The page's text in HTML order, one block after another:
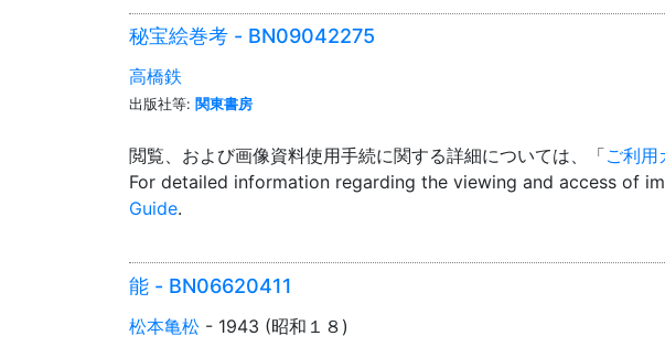
秘宝絵巻考 - BN09042275
高橋鉄
出版社等: 関東書房
閲覧、および画像資料使用手続に関する詳細については、「ご利用
For detailed information regarding the viewing and access of
Guide.
能 - BN06620411
松本亀松 - 1943 (昭和１８)